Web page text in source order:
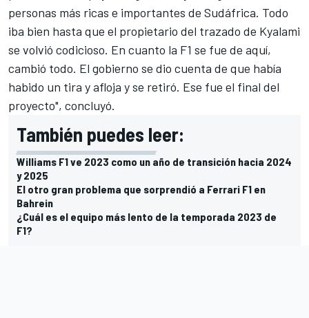
personas más ricas e importantes de Sudáfrica. Todo
iba bien hasta que el propietario del trazado de Kyalami
se volvió codicioso. En cuanto la F1 se fue de aquí,
cambió todo. El gobierno se dio cuenta de que había
habido un tira y afloja y se retiró. Ese fue el final del
proyecto", concluyó.
También puedes leer:
Williams F1 ve 2023 como un año de transición hacia 2024
y 2025
El otro gran problema que sorprendió a Ferrari F1 en
Bahrein
¿Cuál es el equipo más lento de la temporada 2023 de
F1?